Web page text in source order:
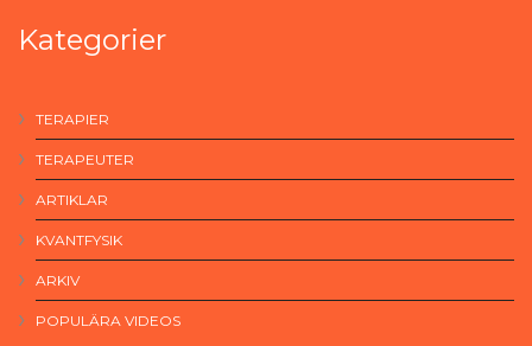
Kategorier
TERAPIER
TERAPEUTER
ARTIKLAR
KVANTFYSIK
ARKIV
POPULÄRA VIDEOS